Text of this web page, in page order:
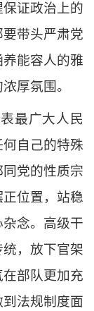
证政治上的
带头严肃党
能容人的雅
厚氛围。
最广大人民
自己的特殊
党的性质宗
位置，站稳
念。高级干
，放下官架
部队更加充
法规制度面